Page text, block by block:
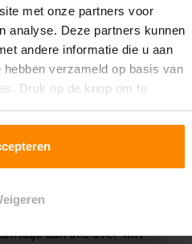
met onze partners voor
analyse. Deze partners kunnen
andere informatie die u aan
verzameld op basis van
Druk op de knop om te
aan ons over wilt